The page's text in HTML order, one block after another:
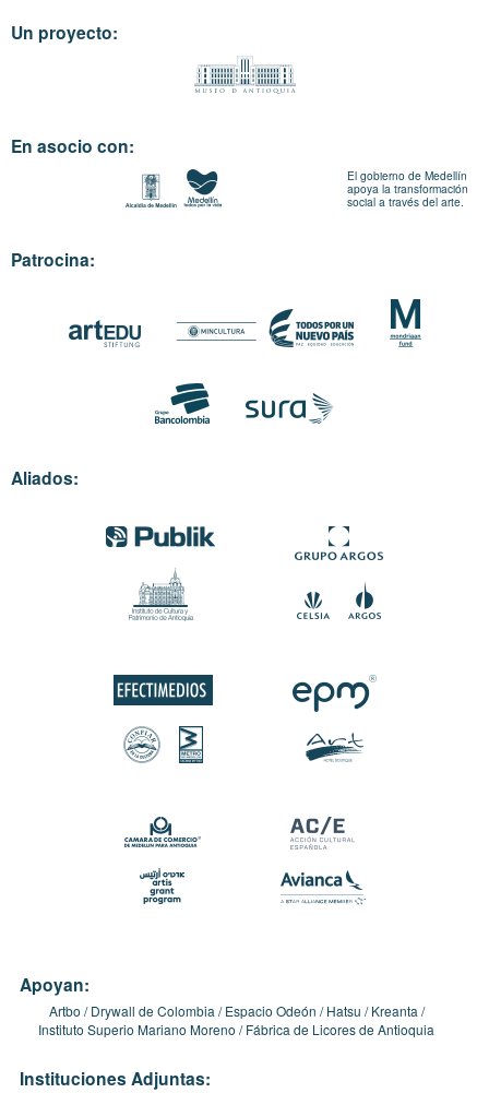
Un proyecto:
En asocio con:
El gobierno de Medellín
apoya la transformación
social a través del arte.
Patrocina:
Aliados:
Apoyan:
Artbo Drywall de Colombia Espacio Odeón Hatsu
Kreanta
Instituto Superio Mariano Moreno
Fábrica de Licores de Antioquia
Instituciones Adjuntas: